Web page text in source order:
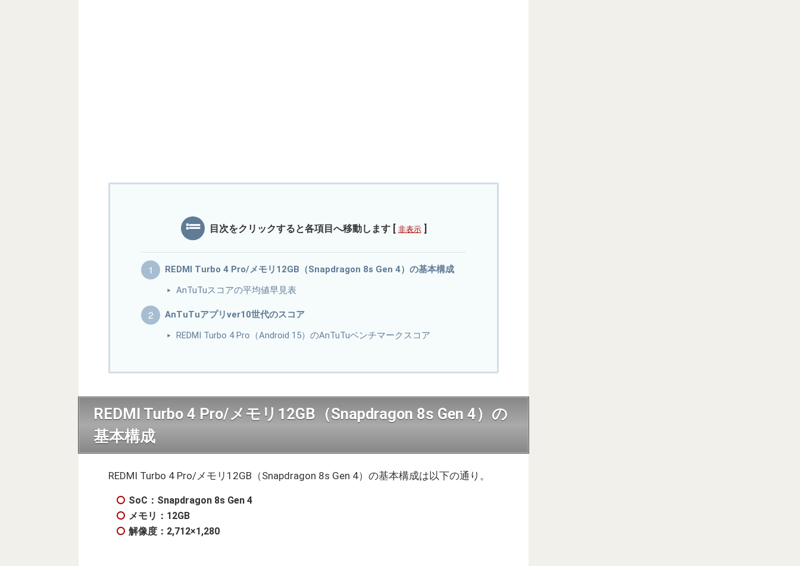
目次をクリックすると各項目へ移動します [ 非表示 ]
REDMI Turbo 4 Pro/メモリ12GB（Snapdragon 8s Gen 4）の基本構成
AnTuTuスコアの平均値早見表
AnTuTuアプリver10世代のスコア
REDMI Turbo 4 Pro（Android 15）のAnTuTuベンチマークスコア
REDMI Turbo 4 Pro/メモリ12GB（Snapdragon 8s Gen 4）の
基本構成
REDMI Turbo 4 Pro/メモリ12GB（Snapdragon 8s Gen 4）の基本構成は以下の通り。
SoC：Snapdragon 8s Gen 4
メモリ：12GB
解像度：2,712×1,280